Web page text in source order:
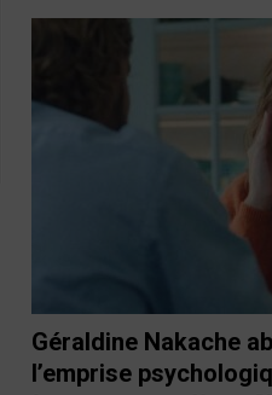
Géraldine Nakache
l’emprise